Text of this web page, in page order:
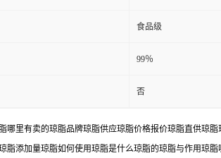
食品级
99％
否
哪里有卖的琼脂品牌琼脂供应琼脂价格报价琼脂直供琼
脂添加量琼脂如何使用琼脂是什么琼脂的琼脂与作用琼